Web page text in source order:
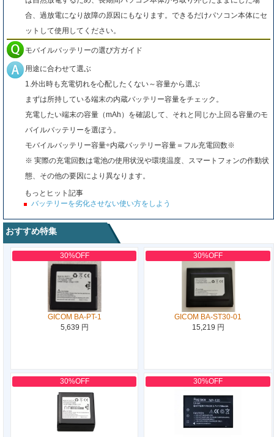
合、過放電になり故障の原因にもなります。できるだけパソコン本体にセ
ットして使用してください。
モバイルバッテリーの選び方ガイド
用途に合わせて選ぶ
1.外出時も充電切れを心配したくない～容量から選ぶ
まずは所持している端末の内蔵バッテリー容量をチェック。
充電したい端末の容量（mAh）を確認して、それと同じか上回る容量のモ
バイルバッテリーを選ぼう。
モバイルバッテリー容量÷内蔵バッテリー容量＝フル充電回数※
※ 実際の充電回数は電池の使用状況や環境温度、スマートフォンの作動状
態、その他の要因により異なります。
もっとヒット記事
バッテリーを劣化させない使い方をしよう
おすすめ特集
30%OFF
GICOM BA-PT-1
5,639 円
30%OFF
GICOM BA-ST30-01
15,219 円
30%OFF 30%OFF